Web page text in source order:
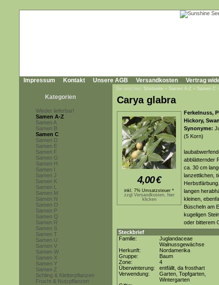
Impressum Kontakt Unsere AGB Versandkosten Vertrag
Kategorien
Wieder lieferbar!
Samen A-Z
Samen A
Samen B
Samen C
Samen D
Samen E
Samen F
Samen G
Samen H
Samen I
Samen J
Samen K
Samen L
Samen M
Samen N
Samen O
Samen P
Samen Q
Samen R
Samen S
Samen T
Samen U
Samen V
Samen W
Samen X
Samen Y
Samen Z
Schling & Kletterpflanzen
Frucht & Nutzpflanzen
Sie sind hier: Startseite » Samen A-Z » Samen C
Carya glabra
4,00€
inkl. 7% Umsatzsteuer *
zzgl.Versandkosten, hier
klicken
Ferkelnuss,
Hickory,
Synonyme:
(5 Korn)
abblätternder
ca. 30 cm
lanzettlichen,
langen
kleinen,
Büscheln am
kugeligen
oder bitterem
Steckbrief
Familie:
Juglandaceae
Walnussgewächse
Herkunft:
Nordamerika
Gruppe:
Baum
Zone:
4
Überwinterung:
entfällt, da frosthart
Verwendung:
Garten, Topfgarten,
Wintergarten